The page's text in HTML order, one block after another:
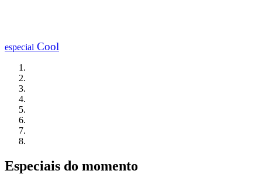
especial Cool
Especiais do momento